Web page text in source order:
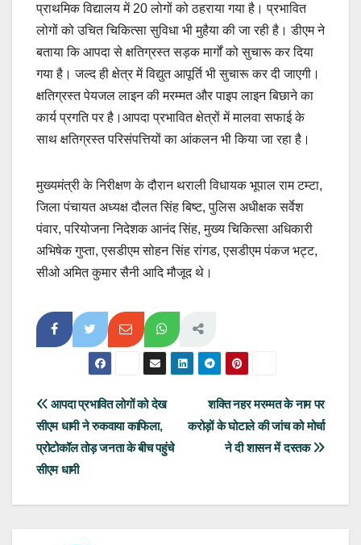
प्राथमिक विद्यालय में 20 लोगों को ठहराया गया है। प्रभावित
लोगों को उचित चिकित्सा सुविधा भी मुहैया की जा रही है। डीएम ने
बताया कि आपदा से क्षतिग्रस्त सड़क मार्गों को सुचारू कर दिया
गया है। जल्द ही क्षेत्र में विद्युत आपूर्ति भी सुचारू कर दी जाएगी।
क्षतिग्रस्त पेयजल लाइन की मरम्मत और पाइप लाइन बिछाने का
कार्य प्रगति पर है।आपदा प्रभावित क्षेत्रों में मालवा सफाई के
साथ क्षतिग्रस्त परिसंपत्तियों का आंकलन भी किया जा रहा है।
मुख्यमंत्री के निरीक्षण के दौरान थराली विधायक भूपाल राम टम्टा,
जिला पंचायत अध्यक्ष दौलत सिंह बिष्ट, पुलिस अधीक्षक सर्वेश
पंवार, परियोजना निदेशक आनंद सिंह, मुख्य चिकित्सा अधिकारी
अभिषेक गुप्ता, एसडीएम सोहन सिंह रांगड, एसडीएम पंकज भट्ट,
सीओ अमित कुमार सैनी आदि मौजूद थे।
Post
navigation
शक्ति नहर मरम्मत के नाम पर
करोड़ों के घोटाले की जांच को मोर्चा
ने दी शासन में दस्तक
आपदा प्रभावित लोगों को देख
सीएम धामी ने रुकवाया काफिला,
प्रोटोकॉल तोड़ जनता के बीच पहुंचे
सीएम धामी